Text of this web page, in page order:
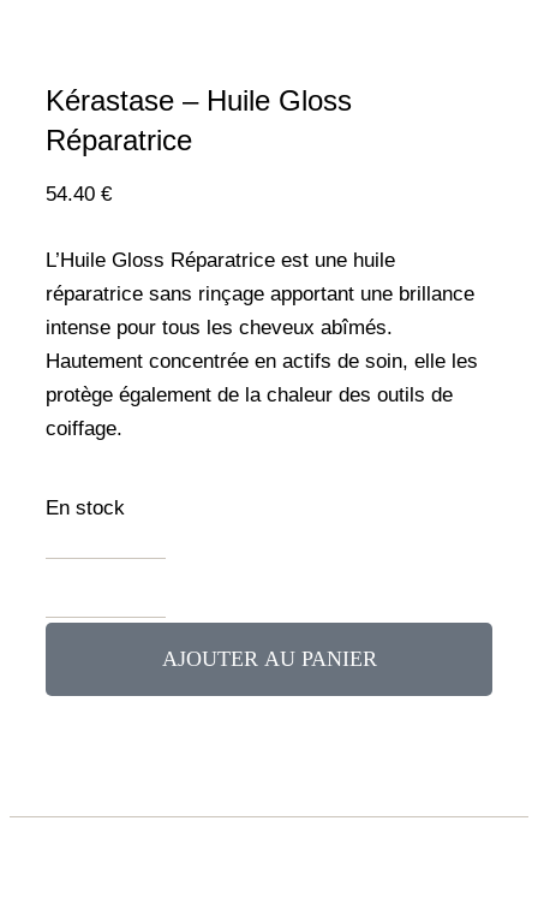
Kérastase – Huile Gloss
Réparatrice
54.40 €
L’Huile Gloss Réparatrice est une huile
réparatrice sans rinçage apportant une brillance
intense pour tous les cheveux abîmés.
Hautement concentrée en actifs de soin, elle les
protège également de la chaleur des outils de
coiffage.
En stock
AJOUTER AU PANIER